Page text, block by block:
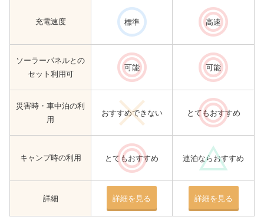
充電速度 標準 高速
ソーラーパネルとの
セット利用可
可能 可能
災害時・車中泊の利
用
おすすめできない とてもおすすめ
キャンプ時の利用 とてもおすすめ 連泊ならおすすめ
詳細 詳細を見る 詳細を見る